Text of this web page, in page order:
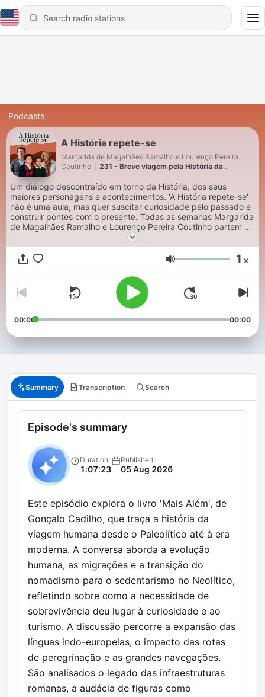
Podcasts
A História repete-se
Margarida de Magalhães Ramalho e Lourenço Pereira
Coutinho
231 - Breve viagem pela História da
Um diálogo descontraído em torno da História, dos seus
maiores personagens e acontecimentos. 'A História repete-se'
não é uma aula, mas quer suscitar curiosidade pelo passado e
construir pontes com o presente. Todas as semanas Margarida
de Magalhães Ramalho e Lourenço Pereira Coutinho partem de
um ponto que pode levar a muitos outros... São assim as boas
conversas.
Volume 1 x
00:00 00:00
Summary Transcription Search
Episode's summary
Duration
1:07:23
Published
05 Aug 2026
Este episódio explora o livro 'Mais Além', de
Gonçalo Cadilho, que traça a história da
viagem humana desde o Paleolítico até à era
moderna. A conversa aborda a evolução
humana, as migrações e a transição do
nomadismo para o sedentarismo no Neolítico,
refletindo sobre como a necessidade de
sobrevivência deu lugar à curiosidade e ao
turismo. A discussão percorre a expansão das
línguas indo-europeias, o impacto das rotas
de peregrinação e as grandes navegações.
São analisados o legado das infraestruturas
romanas, a audácia de figuras como